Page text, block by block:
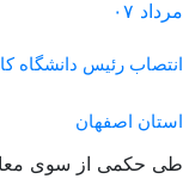
۰۷ مرداد
انتصاب رئیس دانشگاه
استان اصفهان
طی حکمی از سوی